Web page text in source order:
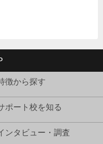
徴から探す
ポート校を知る
ンタビュー・調査